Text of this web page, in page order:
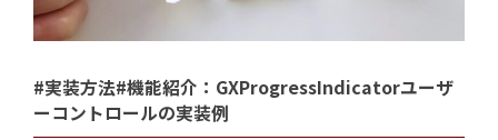
#実装方法#機能紹介：GXProgressIndicatorユーザ
ーコントロールの実装例